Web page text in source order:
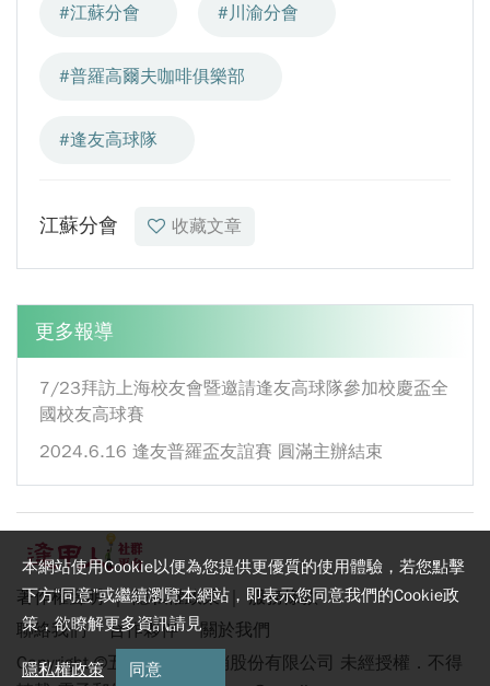
#江蘇分會 #川渝分會
#普羅高爾夫咖啡俱樂部
#逢友高球隊
江蘇分會 收藏文章
更多報導
7/23拜訪上海校友會暨邀請逢友高球隊參加校慶盃全
國校友高球賽
2024.6.16 逢友普羅盃友誼賽 圓滿主辦結束
著作權聲明｜隱私權政策｜服務條款
聯絡我們
合作夥伴
關於我們
Copyright ©五九讚科技行銷股份有限公司 未經授權．不得
本網站使用Cookie以便為您提供更優質的使用體驗，若您點擊
下方“同意”或繼續瀏覽本網站，即表示您同意我們的Cookie政
策，欲瞭解更多資訊請見
隱私權政策 同意